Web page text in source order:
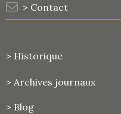
> Contact
> Historique
> Archives journaux
> Blog